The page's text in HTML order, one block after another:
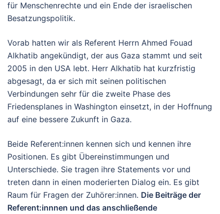
für Menschenrechte und ein Ende der israelischen
Besatzungspolitik.
Vorab hatten wir als Referent Herrn Ahmed Fouad
Alkhatib angekündigt, der aus Gaza stammt und seit
2005 in den USA lebt. Herr Alkhatib hat kurzfristig
abgesagt, da er sich mit seinen politischen
Verbindungen sehr für die zweite Phase des
Friedensplanes in Washington einsetzt, in der Hoffnung
auf eine bessere Zukunft in Gaza.
Beide Referent:innen kennen sich und kennen ihre
Positionen. Es gibt Übereinstimmungen und
Unterschiede. Sie tragen ihre Statements vor und
treten dann in einen moderierten Dialog ein. Es gibt
Raum für Fragen der Zuhörer:innen. Die Beiträge der
Referent:innnen und das anschließende